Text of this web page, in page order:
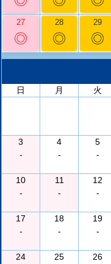
27
◎
28
◎
29
◎
日
月 火
3
-
4
-
5
-
10
-
11
-
12
-
17
-
18
-
19
-
24
25
26